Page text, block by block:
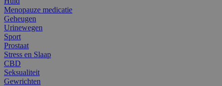
Menopauze medicatie
Geheugen
Urinewegen
Sport
Prostaat
Stress en Slaap
CBD
Seksualiteit
Gewrichten